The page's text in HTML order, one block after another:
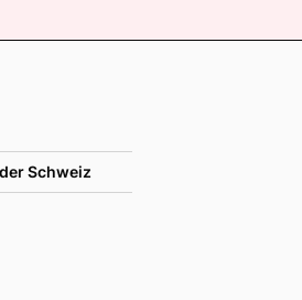
Schweiz